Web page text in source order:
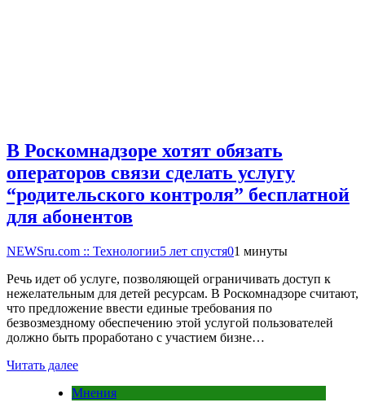
В Роскомнадзоре хотят обязать
операторов связи сделать услугу
“родительского контроля” бесплатной
для абонентов
NEWSru.com :: Технологии5 лет спустя01 минуты
Речь идет об услуге, позволяющей ограничивать доступ к
нежелательным для детей ресурсам. В Роскомнадзоре считают,
что предложение ввести единые требования по
безвозмездному обеспечению этой услугой пользователей
должно быть проработано с участием бизне…
Читать далее
Мнения